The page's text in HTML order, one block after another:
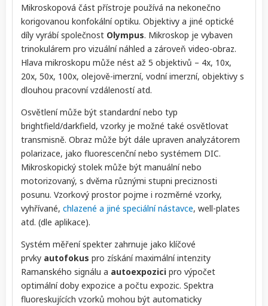
Mikroskopová část přístroje používá na nekonečno
korigovanou konfokální optiku. Objektivy a jiné optické
díly vyrábí společnost Olympus. Mikroskop je vybaven
trinokulárem pro vizuální náhled a zároveň video-obraz.
Hlava mikroskopu může nést až 5 objektivů – 4x, 10x,
20x, 50x, 100x, olejově-imerzní, vodní imerzní, objektivy s
dlouhou pracovní vzdáleností atd.
Osvětlení může být standardní nebo typ
brightfield/darkfield, vzorky je možné také osvětlovat
transmisně. Obraz může být dále upraven analyzátorem
polarizace, jako fluorescenční nebo systémem DIC.
Mikroskopický stolek může být manuální nebo
motorizovaný, s dvěma různými stupni preciznosti
posunu. Vzorkový prostor pojme i rozměrné vzorky,
vyhřívané, chlazené a jiné speciální nástavce, well-plates
atd. (dle aplikace).
Systém měření spekter zahrnuje jako klíčové
prvky autofokus pro získání maximální intenzity
Ramanského signálu a autoexpozici pro výpočet
optimální doby expozice a počtu expozic. Spektra
fluoreskujících vzorků mohou být automaticky